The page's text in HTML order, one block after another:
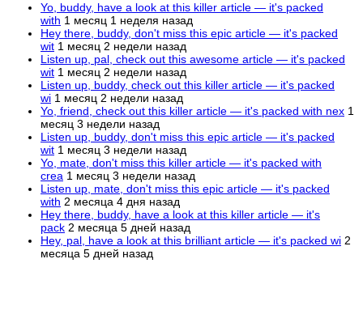
Yo, buddy, have a look at this killer article — it's packed
with 1 месяц 1 неделя назад
Hey there, buddy, don't miss this epic article — it's packed
wit 1 месяц 2 недели назад
Listen up, pal, check out this awesome article — it's packed
wit 1 месяц 2 недели назад
Listen up, buddy, check out this killer article — it's packed
wi 1 месяц 2 недели назад
Yo, friend, check out this killer article — it's packed with nex 1
месяц 3 недели назад
Listen up, buddy, don't miss this epic article — it's packed
wit 1 месяц 3 недели назад
Yo, mate, don't miss this killer article — it's packed with
crea 1 месяц 3 недели назад
Listen up, mate, don't miss this epic article — it's packed
with 2 месяца 4 дня назад
Hey there, buddy, have a look at this killer article — it's
pack 2 месяца 5 дней назад
Hey, pal, have a look at this brilliant article — it's packed wi 2
месяца 5 дней назад